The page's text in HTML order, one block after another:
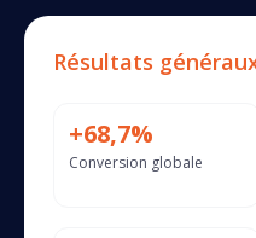
Résultats
+68,7%
Conversion globale